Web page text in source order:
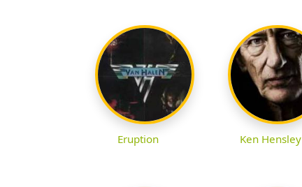
Eruption Ken Hensley